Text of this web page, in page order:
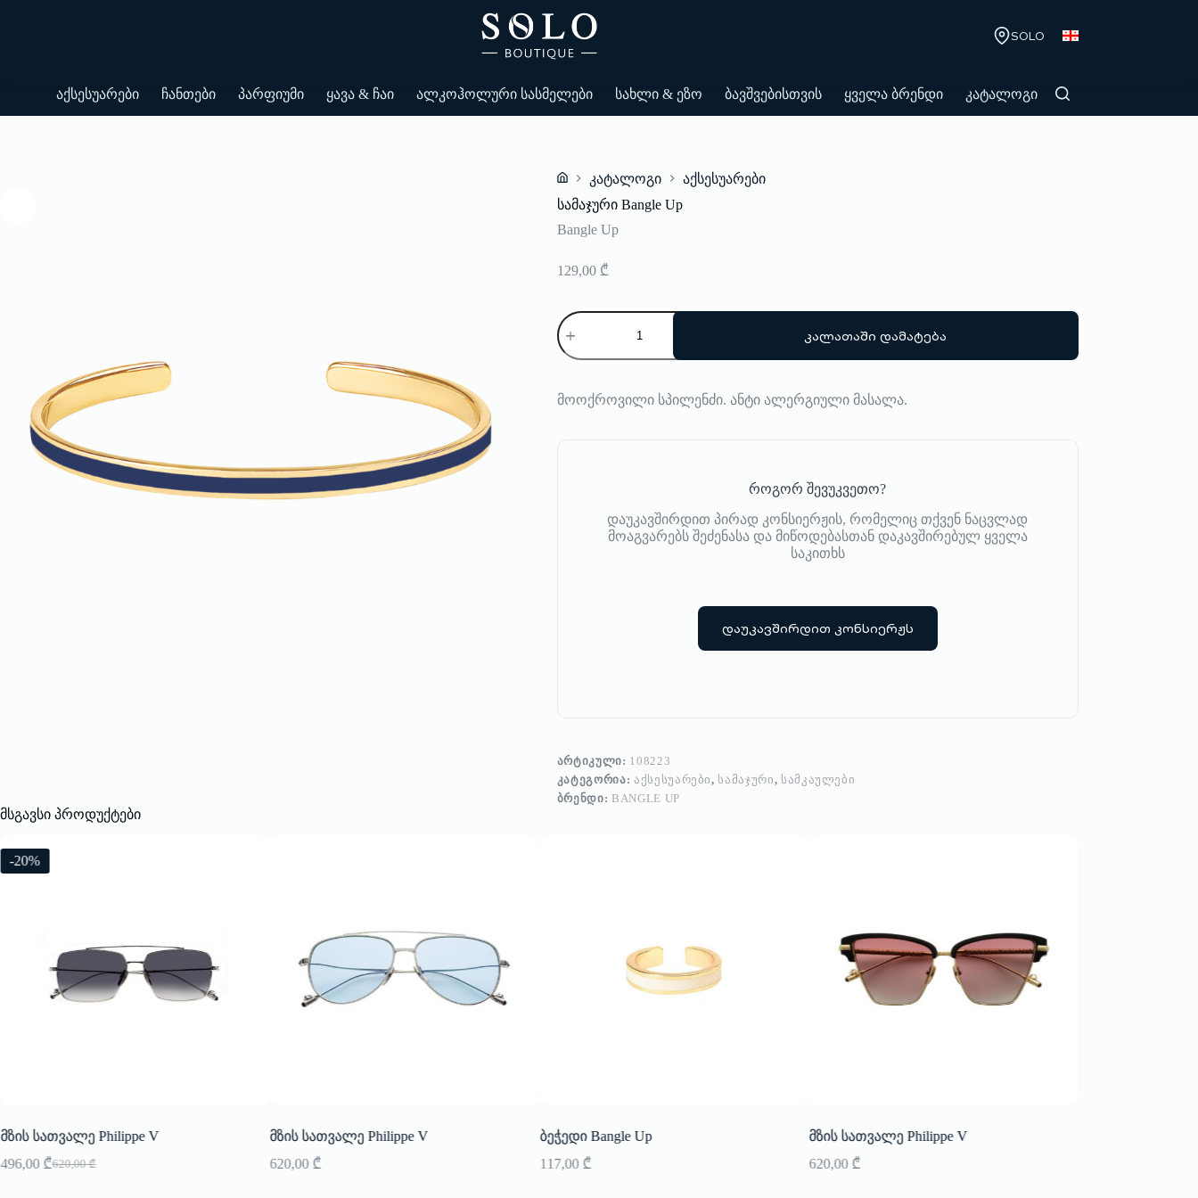
SOLO
აქსესუარები ჩანთები პარფიუმი ყავა & ჩაი ალკოჰოლური სასმელები სახლი & ეზო ბავშვებისთვის ყველა ბრენდი კატალოგი
Home
კატალოგი
აქსესუარები
სამაჯური Bangle Up
Bangle Up
129,00 ₾
რაოდენობა:
სამაჯური
Bangle
კალათაში დამატება
მოოქროვილი სპილენძი. ანტი ალერგიული მასალა.
როგორ შევუკვეთო?
დაუკავშირდით პირად კონსიერჟის, რომელიც თქვენ ნაცვლად
მოაგვარებს შეძენასა და მიწოდებასთან დაკავშირებულ ყველა
საკითხს
დაუკავშირდით კონსიერჟს
ᲐᲠᲢᲘᲙᲣᲚᲘ: 108223
ᲙᲐᲢᲔᲒᲝᲠᲘᲐ: ᲐᲥᲡᲔᲡᲣᲐᲠᲔᲑᲘ, ᲡᲐᲛᲐᲯᲣᲠᲘ, ᲡᲐᲛᲙᲐᲣᲚᲔᲑᲘ
ᲑᲠᲔᲜᲓᲘ: BANGLE UP
მსგავსი პროდუქტები
-20%
მზის სათვალე Philippe V
620,00₾
Original
496,00 ₾Current
მზის სათვალე Philippe V
620,00 ₾
ბეჭედი Bangle Up
117,00 ₾
მზის სათვალე Philippe V
620,00 ₾